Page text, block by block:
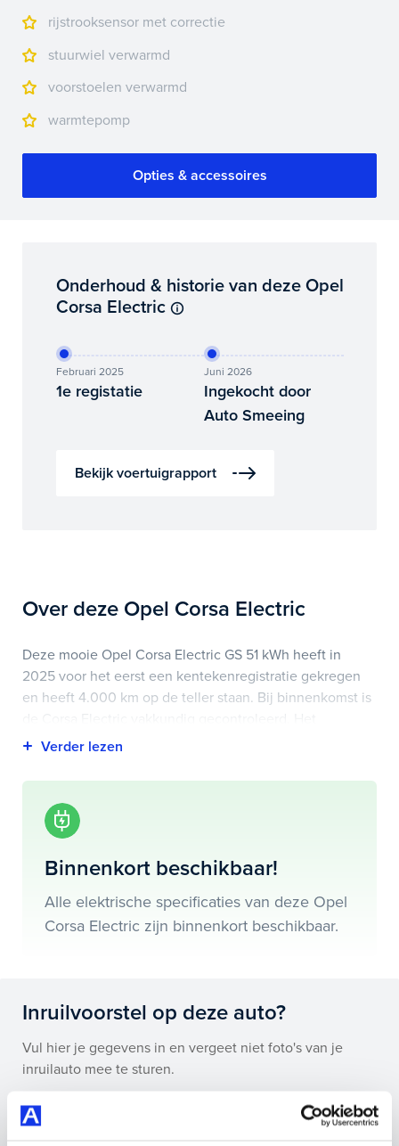
rijstrooksensor met correctie
stuurwiel verwarmd
voorstoelen verwarmd
warmtepomp
Opties & accessoires
Onderhoud & historie van deze Opel
Corsa Electric
Februari 2025
1e registatie
Juni 2026
Ingekocht door
Auto Smeeing
Bekijk voertuigrapport
Over deze Opel Corsa Electric
Deze mooie Opel Corsa Electric GS 51 kWh heeft in
2025 voor het eerst een kentekenregistratie gekregen
en heeft 4.000 km op de teller staan. Bij binnenkomst is
voertuigrapport is op deze pagina bij onderhoud en
Highlights van deze Opel zijn onder andere
achteruitrijcamera, apple carplay/android auto,
Electric ook bij ons financieren of leasen.
Binnenkort beschikbaar!
Alle elektrische specificaties van deze Opel
Corsa Electric zijn binnenkort beschikbaar.
Inruilvoorstel op deze auto?
Vul hier je gegevens in en vergeet niet foto's van je
inruilauto mee te sturen.
Kenteken huidige auto Kilometerstand (bij benadering)